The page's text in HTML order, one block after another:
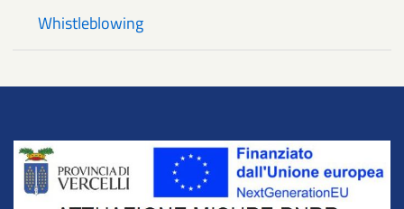
Whistleblowing
Title